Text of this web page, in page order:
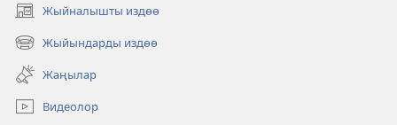
Жыйналышты издөө
(жаңы
терезе
ачат)
Жыйындарды издөө
(жаңы
терезе
ачат)
Жаңылар
Видеолор